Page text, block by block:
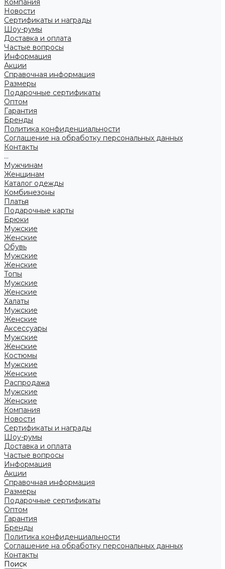
Компания
Новости
Сертификаты и награды
Шоу-румы
Доставка и оплата
Частые вопросы
Информация
Акции
Справочная информация
Размеры
Подарочные сертификаты
Оптом
Гарантия
Бренды
Политика конфиденциальности
Соглашение на обработку персональных данных
Контакты
...
Мужчинам
Женщинам
Каталог одежды
Комбинезоны
Платья
Подарочные карты
Брюки
Мужские
Женские
Обувь
Мужские
Женские
Топы
Мужские
Женские
Халаты
Мужские
Женские
Аксессуары
Мужские
Женские
Костюмы
Мужские
Женские
Распродажа
Мужские
Женские
Компания
Новости
Сертификаты и награды
Шоу-румы
Доставка и оплата
Частые вопросы
Информация
Акции
Справочная информация
Размеры
Подарочные сертификаты
Оптом
Гарантия
Бренды
Политика конфиденциальности
Соглашение на обработку персональных данных
Контакты
Поиск